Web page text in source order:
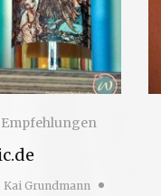
Empfehlungen
Kai Grundmann